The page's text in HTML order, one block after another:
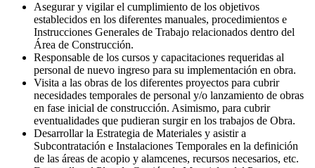
Asegurar y vigilar el cumplimiento de los objetivos
establecidos en los diferentes manuales, procedimientos e
Instrucciones Generales de Trabajo relacionados dentro del
Área de Construcción.
Responsable de los cursos y capacitaciones requeridas al
personal de nuevo ingreso para su implementación en obra.
Visita a las obras de los diferentes proyectos para cubrir
necesidades temporales de personal y/o lanzamiento de obras
en fase inicial de construcción. Asimismo, para cubrir
eventualidades que pudieran surgir en los trabajos de Obra.
Desarrollar la Estrategia de Materiales y asistir a
Subcontratación e Instalaciones Temporales en la definición
de las áreas de acopio y alamcenes, recursos necesarios, etc.